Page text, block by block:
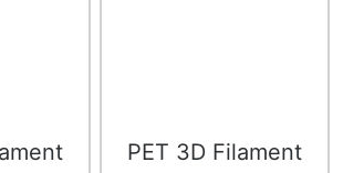
PET 3D Filament